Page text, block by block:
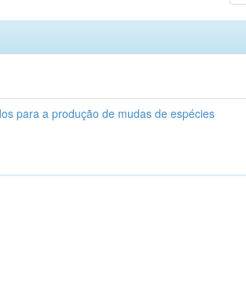
para a produção de mudas de espécies